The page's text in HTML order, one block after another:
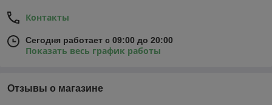
Контакты
Сегодня работает с 09:00 до 20:00
Показать весь график работы
Отзывы о магазине